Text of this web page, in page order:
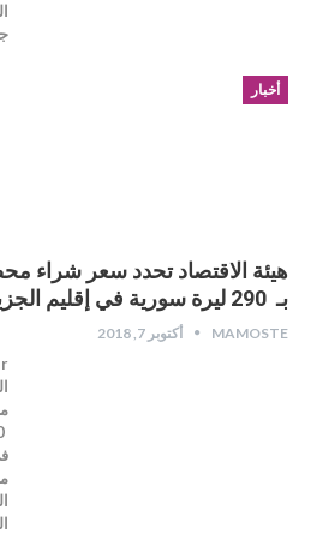
أخبار
هيئة الاقتصاد تحدد سعر شراء
بـ 290 ليرة سورية في إقليم الجزيرة
MAMOSTE أكتوبر 7, 2018